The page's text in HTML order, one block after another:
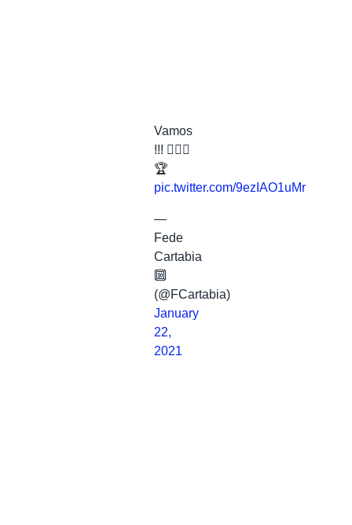
Vamos
!!! ✊🏻🙏
🏆
pic.twitter.com/9ezIAO1uMr
—
Fede
Cartabia
🔟
(@FCartabia)
January
22,
2021